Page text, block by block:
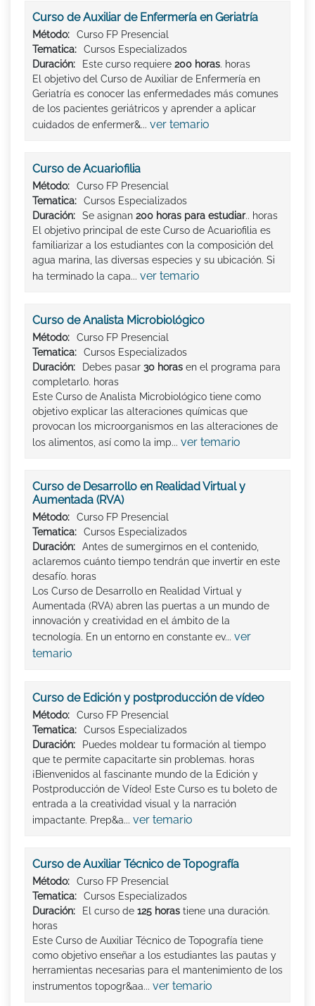
Curso de Auxiliar de Enfermería en Geriatría
Método:
Curso FP Presencial
Tematica:
Cursos Especializados
Duración:
Este curso requiere 200 horas. horas
El objetivo del Curso de Auxiliar de Enfermería en
Geriatría es conocer las enfermedades más comunes
de los pacientes geriátricos y aprender a aplicar
cuidados de enfermer&... ver temario
Curso de Acuariofilia
Método:
Curso FP Presencial
Tematica:
Cursos Especializados
Duración:
Se asignan 200 horas para estudiar.. horas
El objetivo principal de este Curso de Acuariofilia es
familiarizar a los estudiantes con la composición del
agua marina, las diversas especies y su ubicación. Si
ha terminado la capa... ver temario
Curso de Analista Microbiológico
Método:
Curso FP Presencial
Tematica:
Cursos Especializados
Duración:
Debes pasar 30 horas en el programa para
completarlo. horas
Este Curso de Analista Microbiológico tiene como
objetivo explicar las alteraciones químicas que
provocan los microorganismos en las alteraciones de
los alimentos, así como la imp... ver temario
Curso de Desarrollo en Realidad Virtual y
Aumentada (RVA)
Método:
Curso FP Presencial
Tematica:
Cursos Especializados
Duración:
Antes de sumergirnos en el contenido,
aclaremos cuánto tiempo tendrán que invertir en este
desafío. horas
Los Curso de Desarrollo en Realidad Virtual y
Aumentada (RVA) abren las puertas a un mundo de
innovación y creatividad en el ámbito de la
tecnología. En un entorno en constante ev... ver
temario
Curso de Edición y postproducción de vídeo
Método:
Curso FP Presencial
Tematica:
Cursos Especializados
Duración:
Puedes moldear tu formación al tiempo
que te permite capacitarte sin problemas. horas
¡Bienvenidos al fascinante mundo de la Edición y
Postproducción de Vídeo! Este Curso es tu boleto de
entrada a la creatividad visual y la narración
impactante. Prep&a... ver temario
Curso de Auxiliar Técnico de Topografía
Método:
Curso FP Presencial
Tematica:
Cursos Especializados
Duración:
El curso de 125 horas tiene una duración.
horas
Este Curso de Auxiliar Técnico de Topografía tiene
como objetivo enseñar a los estudiantes las pautas y
herramientas necesarias para el mantenimiento de los
instrumentos topogr&aa... ver temario